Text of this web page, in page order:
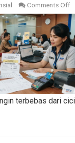
Comments Offon
terbebas dari